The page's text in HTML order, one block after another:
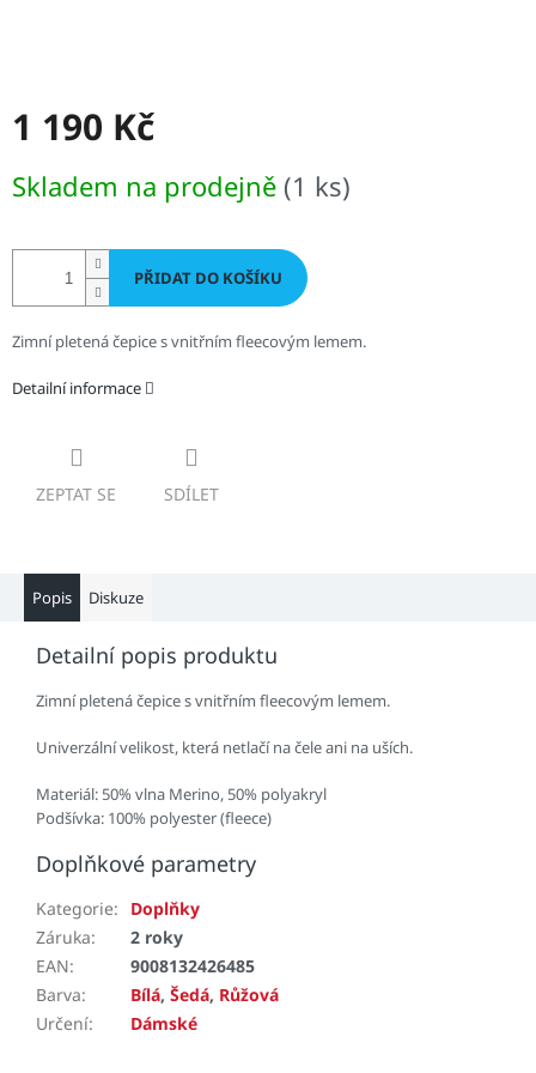
1 190 Kč
cena:
Skladem na prodejně (1 ks)
PŘIDAT DO KOŠÍKU
Zimní pletená čepice s vnitřním fleecovým lemem.
Detailní informace
ZEPTAT SE SDÍLET
Popis Diskuze
Detailní popis produktu
Zimní pletená čepice s vnitřním fleecovým lemem.
Univerzální velikost, která netlačí na čele ani na uších.
Materiál: 50% vlna Merino, 50% polyakryl
Podšívka: 100% polyester (fleece)
Doplňkové parametry
Kategorie:
Doplňky
Záruka:
2 roky
EAN:
9008132426485
Barva: Bílá, Šedá, Růžová
Určení: Dámské